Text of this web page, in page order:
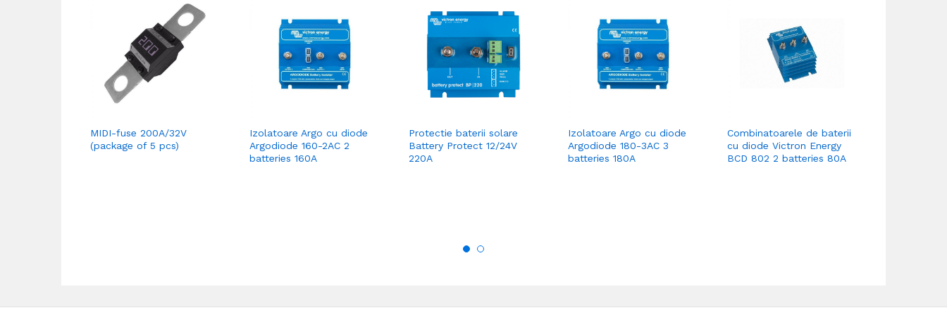
MIDI-fuse 200A/32V
(package of 5 pcs)
Izolatoare Argo cu diode
Argodiode 160-2AC 2
batteries 160A
Protectie baterii solare
Battery Protect 12/24V
220A
Izolatoare Argo cu diode
Argodiode 180-3AC 3
batteries 180A
Combinatoarele de baterii
cu diode Victron Energy
BCD 802 2 batteries 80A